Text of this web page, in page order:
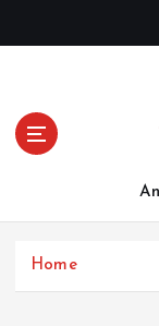
Home